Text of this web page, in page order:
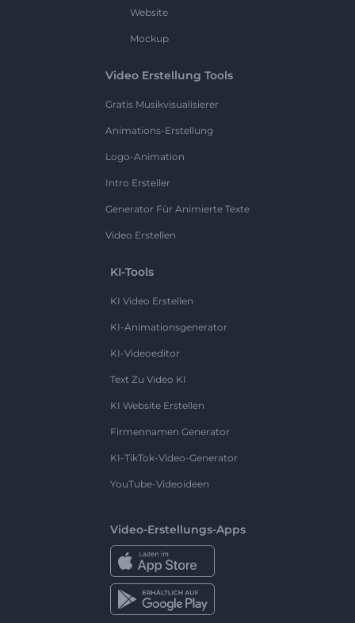
Website
Mockup
Video Erstellung Tools
Gratis Musikvisualisierer
Animations-Erstellung
Logo-Animation
Intro Ersteller
Generator Für Animierte Texte
Video Erstellen
KI-Tools
KI Video Erstellen
KI-Animationsgenerator
KI-Videoeditor
Text Zu Video KI
KI Website Erstellen
Firmennamen Generator
KI-TikTok-Video-Generator
YouTube-Videoideen
Video-Erstellungs-Apps